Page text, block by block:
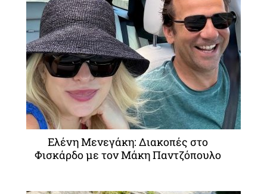
Ελένη Μενεγάκη: Διακοπές στο
Φισκάρδο με τον Μάκη Παντζόπουλο